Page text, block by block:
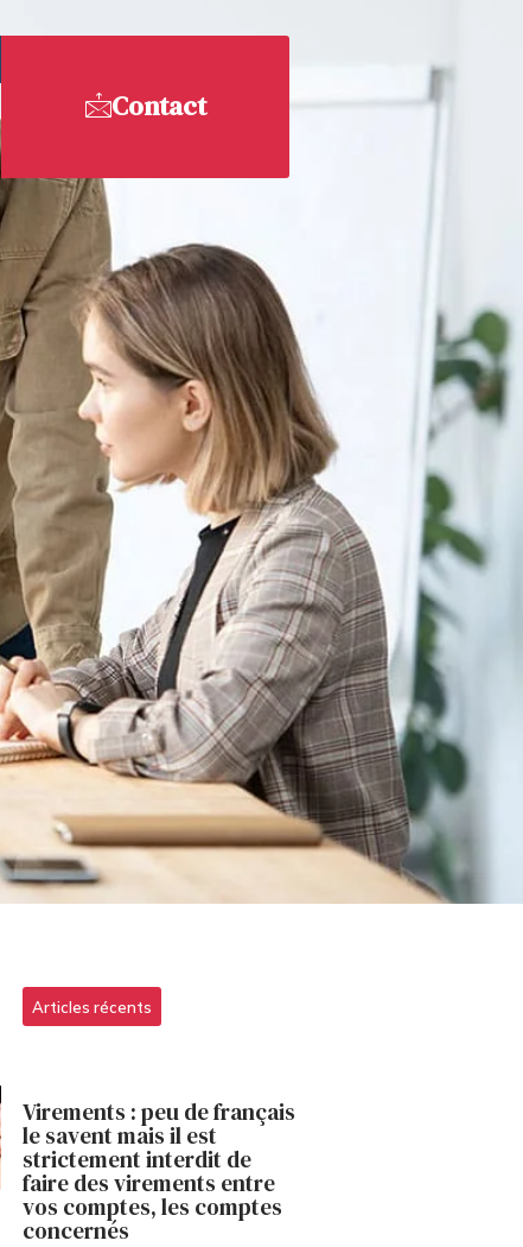
Contact
Articles récents
Virements : peu de français
le savent mais il est
strictement interdit de
faire des virements entre
vos comptes, les comptes
concernés